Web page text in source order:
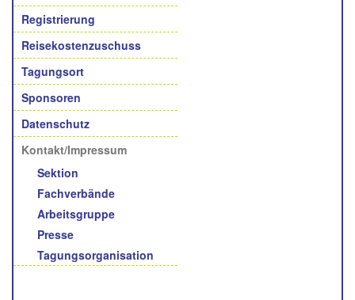
Registrierung
Reisekostenzuschuss
Tagungsort
Sponsoren
Datenschutz
Kontakt/Impressum
Sektion
Fachverbände
Arbeitsgruppe
Presse
Tagungsorganisation